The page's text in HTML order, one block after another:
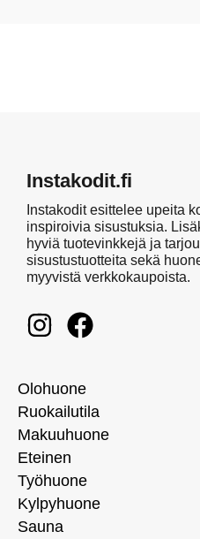
Instakodit.fi
Instakodit esittelee upeita
inspiroivia sisustuksia.
hyviä tuotevinkkejä ja
sisustustuotteita sekä
myyvistä verkkokaupoista.
Olohuone
Ruokailutila
Makuuhuone
Eteinen
Työhuone
Kylpyhuone
Sauna